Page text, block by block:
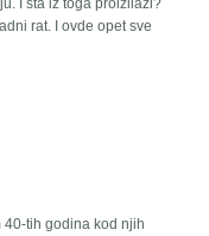
rat. I ovde opet sve
40-tih godina kod njih